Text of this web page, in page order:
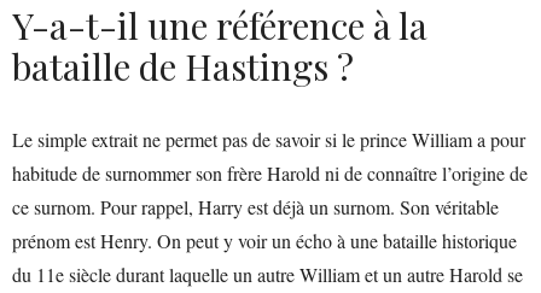
Y-a-t-il une référence à la
bataille de Hastings ?
Le simple extrait ne permet pas de savoir si le prince William a pour
habitude de surnommer son frère Harold ni de connaître l’origine de
ce surnom. Pour rappel, Harry est déjà un surnom. Son véritable
prénom est Henry. On peut y voir un écho à une bataille historique
du 11e siècle durant laquelle un autre William et un autre Harold se